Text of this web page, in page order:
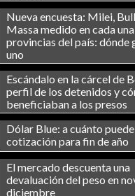
Nueva encuesta: Milei,
Massa medido en cada
provincias del país: dónde
uno
Escándalo en la cárcel de
perfil de los detenidos y
beneficiaban a los presos
Dólar Blue: a cuánto
cotización para fin de año
El mercado descuenta una
devaluación del peso en
diciembre